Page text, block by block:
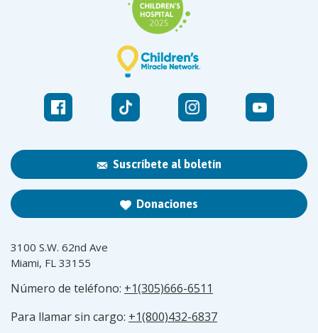
Suscríbete al boletín
Donaciones
3100 S.W. 62nd Ave
Miami, FL 33155
Número de teléfono: +1(305)666-6511
Para llamar sin cargo: +1(800)432-6837